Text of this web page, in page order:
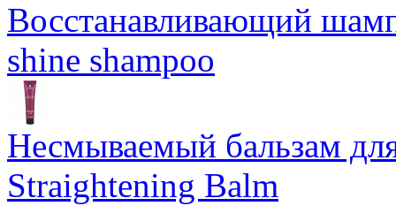
Восстанавливающий
shine shampoo
Несмываемый бальзам
Straightening Balm